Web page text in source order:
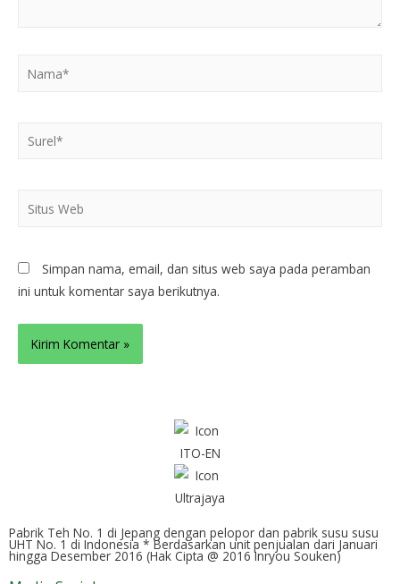
Simpan nama, email, dan situs web saya pada peramban
ini untuk komentar saya berikutnya.
Pabrik Teh No. 1 di Jepang dengan pelopor dan pabrik susu susu
UHT No. 1 di Indonesia * Berdasarkan unit penjualan dari Januari
hingga Desember 2016 (Hak Cipta @ 2016 Inryou Souken)